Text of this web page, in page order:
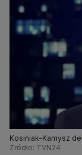
Kosiniak-Kamysz
referendum w
Źródło: TVN24